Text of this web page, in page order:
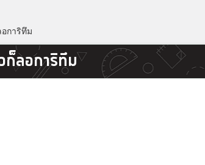
การิทึม
ก็ลอการิทึม